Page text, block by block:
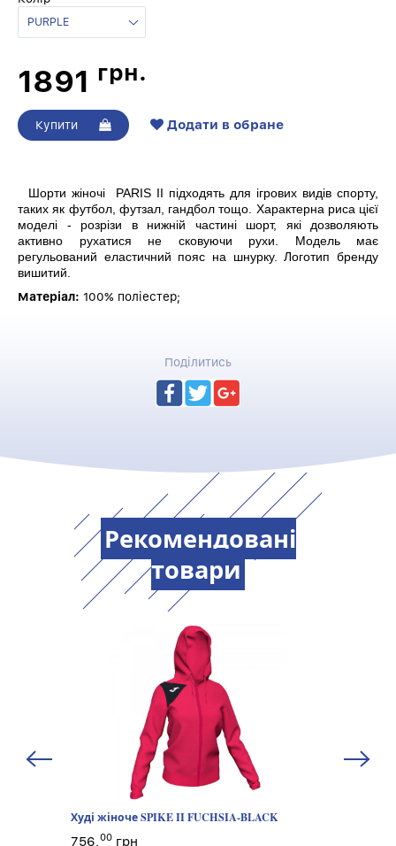
1891 грн.
Купити Додати в обране
Шорти жіночі PARIS II підходять для ігрових видів спорту,
таких як футбол, футзал, гандбол тощо. Характерна риса цієї
моделі - розрізи в нижній частині шорт, які дозволяють
активно рухатися не сковуючи рухи. Модель має
регульований еластичний пояс на шнурку. Логотип бренду
вишитий.
Матеріал: 100% поліестер;
Поділитись
Рекомендовані
товари
Худі жіноче SPIKE II FUCHSIA-BLACK
756,00 грн